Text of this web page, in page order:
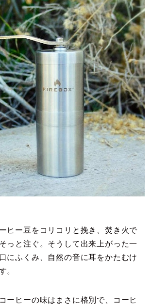
ヒー豆をコリコリと挽き、焚き火で
っと注ぐ。そうして出来上がった一
にふくみ、自然の音に耳をかたむけ
。
ーヒーの味はまさに格別で、コーヒ